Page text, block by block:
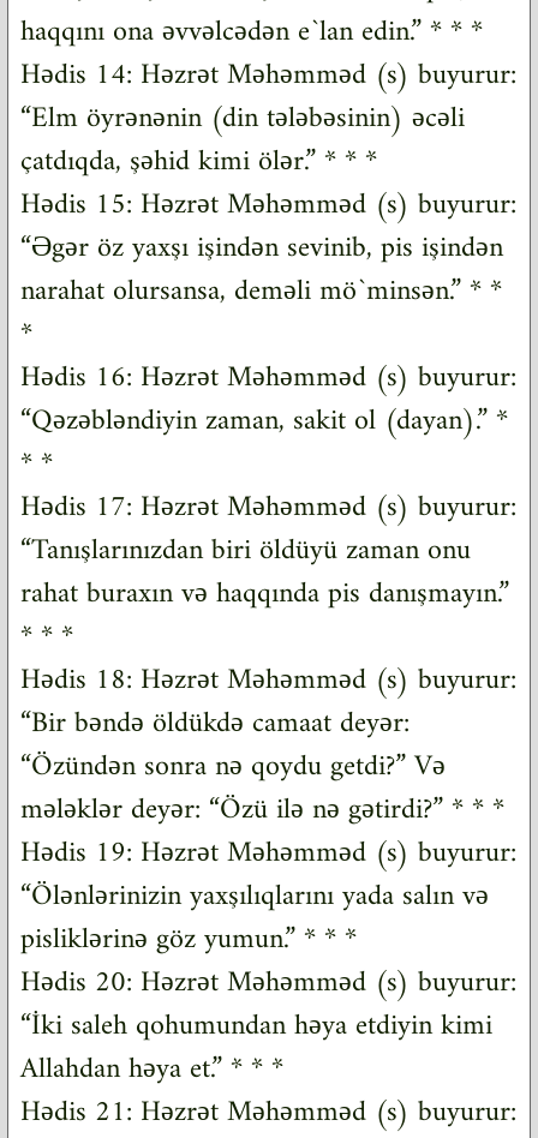
haqqını ona əvvəlcədən e`lan edin.” * * *
Hədis 14: Həzrət Məhəmməd (s) buyurur:
“Elm öyrənənin (din tələbəsinin) əcəli
çatdıqda, şəhid kimi ölər.” * * *
Hədis 15: Həzrət Məhəmməd (s) buyurur:
“Əgər öz yaxşı işindən sevinib, pis işindən
narahat olursansa, deməli mö`minsən.” * *
*
Hədis 16: Həzrət Məhəmməd (s) buyurur:
“Qəzəbləndiyin zaman, sakit ol (dayan).” *
* *
Hədis 17: Həzrət Məhəmməd (s) buyurur:
“Tanışlarınızdan biri öldüyü zaman onu
rahat buraxın və haqqında pis danışmayın.”
* * *
Hədis 18: Həzrət Məhəmməd (s) buyurur:
“Bir bəndə öldükdə camaat deyər:
“Özündən sonra nə qoydu getdi?” Və
mələklər deyər: “Özü ilə nə gətirdi?” * * *
Hədis 19: Həzrət Məhəmməd (s) buyurur:
“Ölənlərinizin yaxşılıqlarını yada salın və
pisliklərinə göz yumun.” * * *
Hədis 20: Həzrət Məhəmməd (s) buyurur:
“İki saleh qohumundan həya etdiyin kimi
Allahdan həya et.” * * *
Hədis 21: Həzrət Məhəmməd (s) buyurur: